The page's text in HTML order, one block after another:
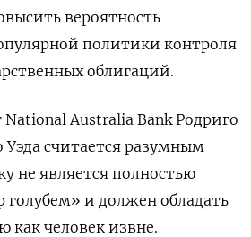
вероятность
политики контроля
облигаций.
Australia Bank Родриго
Уэда считается разумным
не является полностью
и должен обладать
как человек извне.